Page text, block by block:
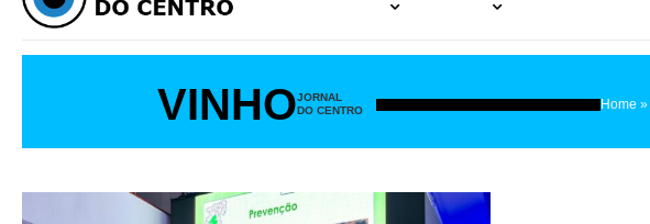
VINHOJORNAL
DO CENTRO
Home »